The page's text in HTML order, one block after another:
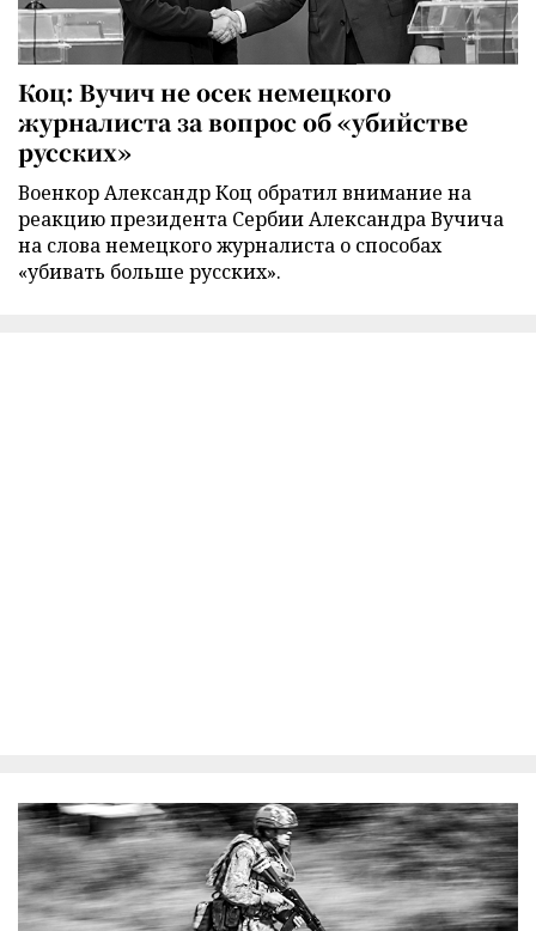
Коц: Вучич не осек немецкого
журналиста за вопрос об «убийстве
русских»
Военкор Александр Коц обратил внимание на
реакцию президента Сербии Александра Вучича
на слова немецкого журналиста о способах
«убивать больше русских».